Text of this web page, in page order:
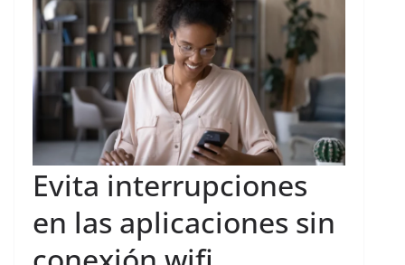
Evita interrupciones
en las aplicaciones sin